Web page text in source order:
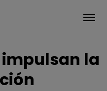
impulsan la